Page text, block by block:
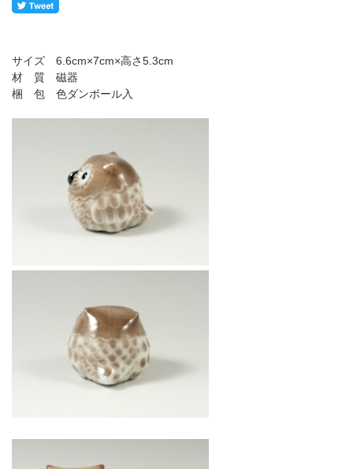
サイズ 6.6cm×7cm×高さ5.3cm
材 質 磁器
梱 包 色ダンボール入